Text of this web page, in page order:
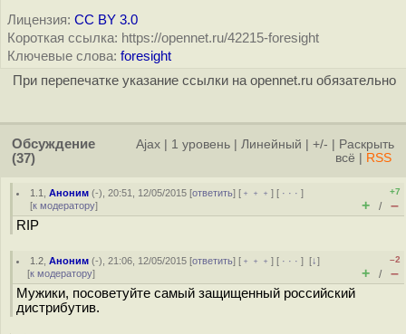
Лицензия: CC BY 3.0
Короткая ссылка: https://opennet.ru/42215-foresight
Ключевые слова: foresight
При перепечатке указание ссылки на opennet.ru обязательно
Обсуждение
(37)
Ajax 1 уровень Линейный +/-
Раскрыть
всё
RSS
1.1 ,Аноним (-), 20:51, 12/05/2015 [ответить] [ ﹢﹢﹢] [ · · ·]
[к модератору]
+7
+ / –
RIP
1.2 ,Аноним (-), 21:06, 12/05/2015 [ответить] [ ﹢﹢﹢] [ · · ·][↓]
[к модератору]
–2
+ / –
Мужики, посоветуйте самый защищенный российский
дистрибутив.